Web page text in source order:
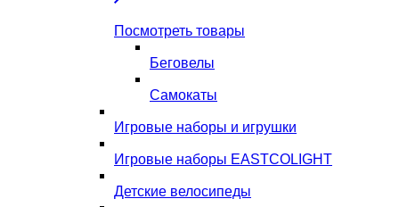
Посмотреть товары
Беговелы
Самокаты
Игровые наборы и игрушки
Игровые наборы EASTCOLIGHT
Детские велосипеды